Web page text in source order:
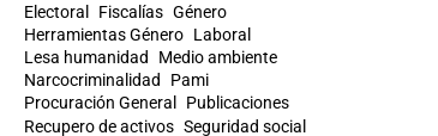
Electoral
Fiscalías Género
Herramientas Género Laboral
Lesa humanidad
Medio ambiente
Narcocriminalidad
Pami
Procuración General
Publicaciones
Recupero de activos Seguridad social